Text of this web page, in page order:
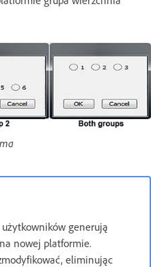
generują
nowej platformie.
eliminując